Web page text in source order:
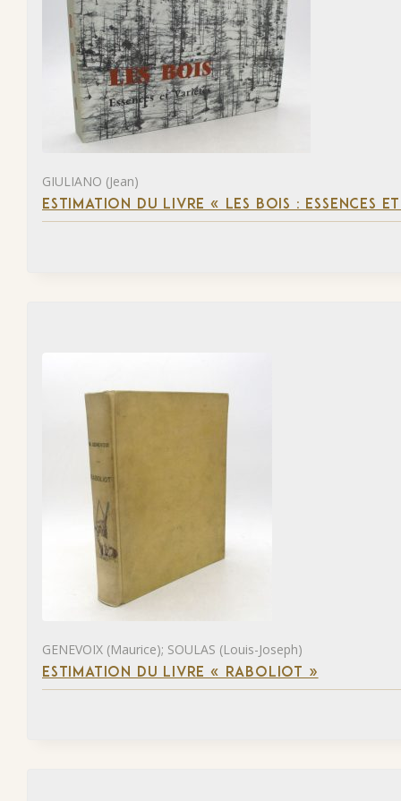
GIULIANO (Jean)
ESTIMATION DU LIVRE « LES BOIS : ESSENCES
GENEVOIX (Maurice); SOULAS (Louis-Joseph)
ESTIMATION DU LIVRE « RABOLIOT »